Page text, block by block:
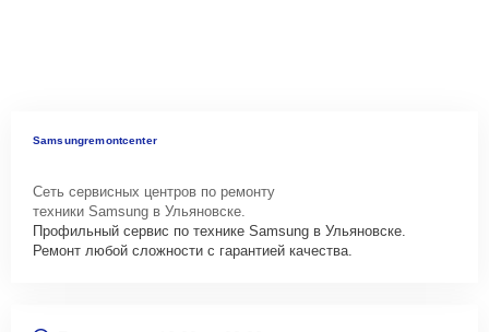
Samsungremontcenter
Сеть сервисных центров по ремонту
техники Samsung в Ульяновске.
Профильный сервис по технике Samsung в Ульяновске.
Ремонт любой сложности с гарантией качества.